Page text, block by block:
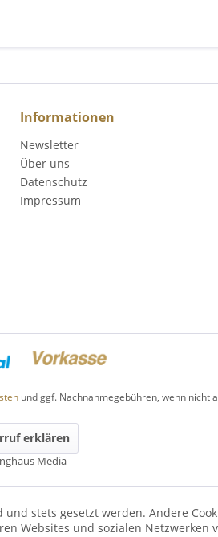
Informationen
Newsletter
Über uns
Datenschutz
Impressum
und ggf. Nachnahmegebühren, wenn nicht
erklären
Media
stets gesetzt werden. Andere
Websites und sozialen Netzwerken